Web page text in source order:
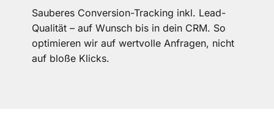
Sauberes Conversion-Tracking inkl. Lead-
Qualität – auf Wunsch bis in dein CRM. So
optimieren wir auf wertvolle Anfragen, nicht
auf bloße Klicks.